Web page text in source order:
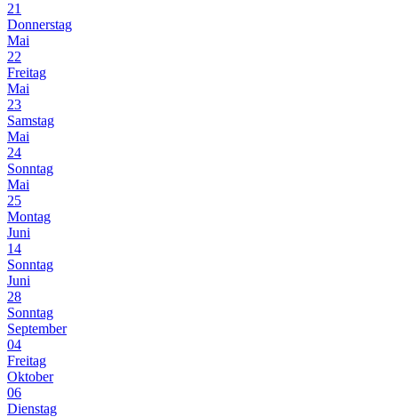
21
Donnerstag
Mai
22
Freitag
Mai
23
Samstag
Mai
24
Sonntag
Mai
25
Montag
Juni
14
Sonntag
Juni
28
Sonntag
September
04
Freitag
Oktober
06
Dienstag